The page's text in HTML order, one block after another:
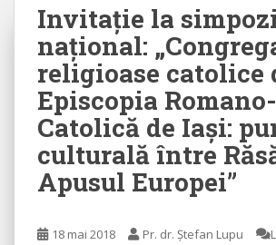
Invitație la
național:
religioase catolice
Episcopia Romano-
Catolică de Iaşi:
culturală între
Apusul Europei”
18 mai 2018 Pr. dr. Ștefan Lupu